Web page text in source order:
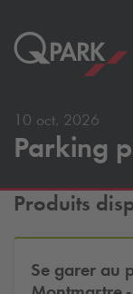
10 oct. 2026
Parking
Produits
Se garer au